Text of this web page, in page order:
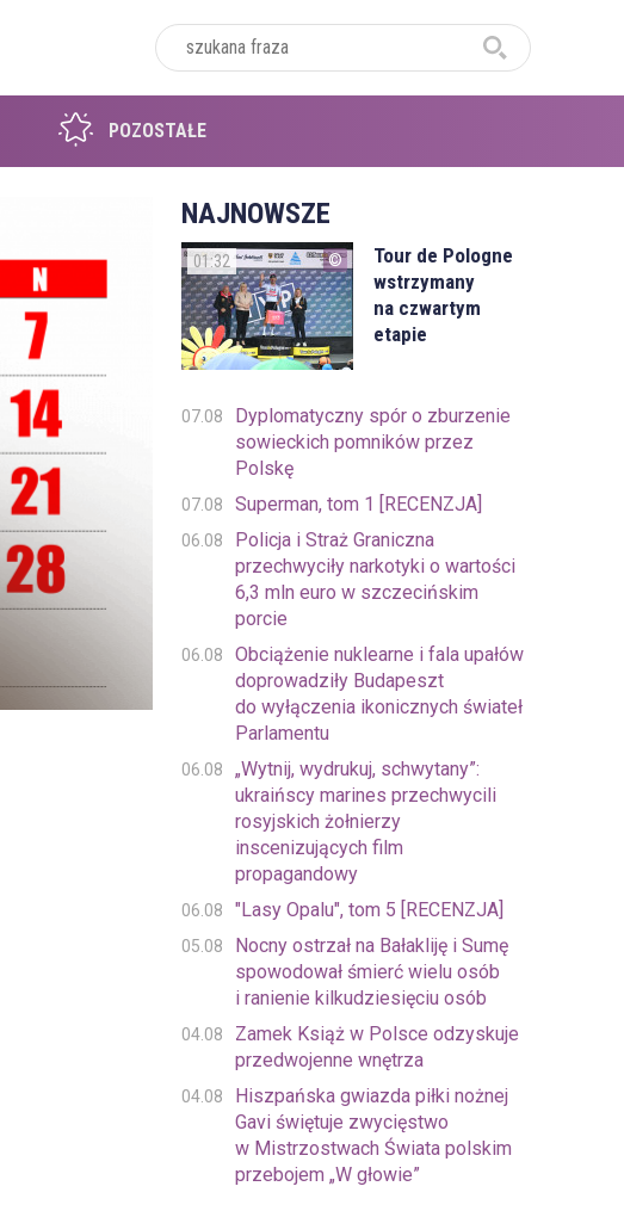
POZOSTAŁE
NAJNOWSZE
01:32
Tour de Pologne
wstrzymany
na czwartym
etapie
07.08
Dyplomatyczny spór o zburzenie
sowieckich pomników przez
Polskę
07.08 Superman, tom 1 [RECENZJA]
06.08
Policja i Straż Graniczna
przechwyciły narkotyki o wartości
6,3 mln euro w szczecińskim
porcie
06.08
Obciążenie nuklearne i fala upałów
doprowadziły Budapeszt
do wyłączenia ikonicznych świateł
Parlamentu
06.08
„Wytnij, wydrukuj, schwytany”:
ukraińscy marines przechwycili
rosyjskich żołnierzy
inscenizujących film
propagandowy
06.08 "Lasy Opalu", tom 5 [RECENZJA]
05.08
Nocny ostrzał na Bałakliję i Sumę
spowodował śmierć wielu osób
i ranienie kilkudziesięciu osób
04.08
Zamek Książ w Polsce odzyskuje
przedwojenne wnętrza
04.08
Hiszpańska gwiazda piłki nożnej
Gavi świętuje zwycięstwo
w Mistrzostwach Świata polskim
przebojem „W głowie”